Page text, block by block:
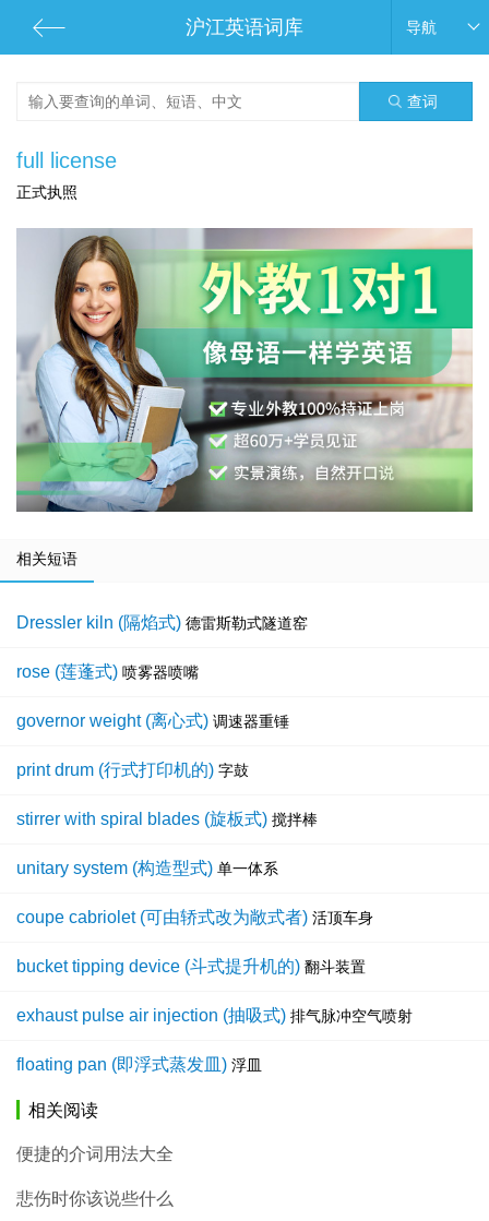
沪江英语词库 导航
查词
full license
正式执照
相关短语
Dressler kiln (隔焰式) 德雷斯勒式隧道窑
rose (莲蓬式) 喷雾器喷嘴
governor weight (离心式) 调速器重锤
print drum (行式打印机的) 字鼓
stirrer with spiral blades (旋板式) 搅拌棒
unitary system (构造型式) 单一体系
coupe cabriolet (可由轿式改为敞式者) 活顶车身
bucket tipping device (斗式提升机的) 翻斗装置
exhaust pulse air injection (抽吸式) 排气脉冲空气喷射
floating pan (即浮式蒸发皿) 浮皿
相关阅读
便捷的介词用法大全
悲伤时你该说些什么